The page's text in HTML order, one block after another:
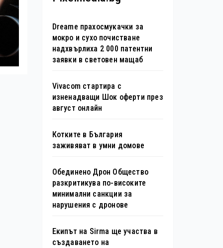
Dreame прахосмукачки за
мокро и сухо почистване
надхвърлиха 2 000 патентни
заявки в световен мащаб
Vivacom стартира с
изненадващи Шок оферти през
август онлайн
Котките в България
заживяват в умни домове
Обединено Дрон Общество
разкритикува по-високите
минимални санкции за
нарушения с дронове
Екипът на Sirma ще участва в
създаването на